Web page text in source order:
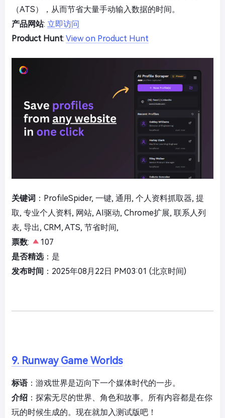
（ATS），从而节省大量手动输入数据的时间。
产品网站: 立即访问
Product Hunt: View on Product Hunt
关键词 ：ProfileSpider, 一键, 通用, 个人资料抓取器, 提
取, 专业个人资料, 网站, AI驱动, Chrome扩展, 联系人列
表, 导出, CRM, ATS, 节省时间,
票数:
107
是否精选：是
发布时间 ：2025年08月22日 PM03:01 (北京时间)
9. Runway Game Worlds
标语：游戏世界是迈向下一个媒体时代的一步。
介绍 ：探索无尽的世界、角色和故事。所有内容都是在你
玩的时候生成的。现在就加入测试版吧！